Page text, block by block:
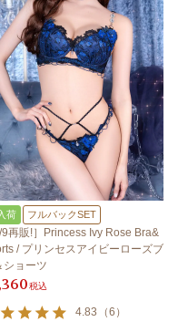
荷 フルバックSET
9再販!］Princess Ivy Rose Bra&
/ プリンセスアイビーローズブ
ショーツ
税込
4.83 （6 ）